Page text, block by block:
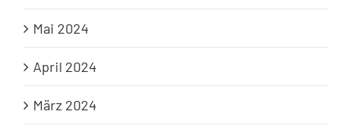
Mai 2024
April 2024
März 2024